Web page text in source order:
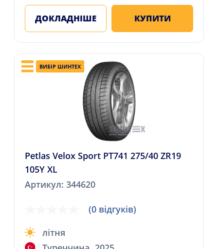
ДОКЛАДНІШЕ КУПИТИ
ВИБІР ШИНТЕХ
Petlas Velox Sport PT741 275/40 ZR19
105Y XL
Артикул: 344620
(0 відгуків)
літня